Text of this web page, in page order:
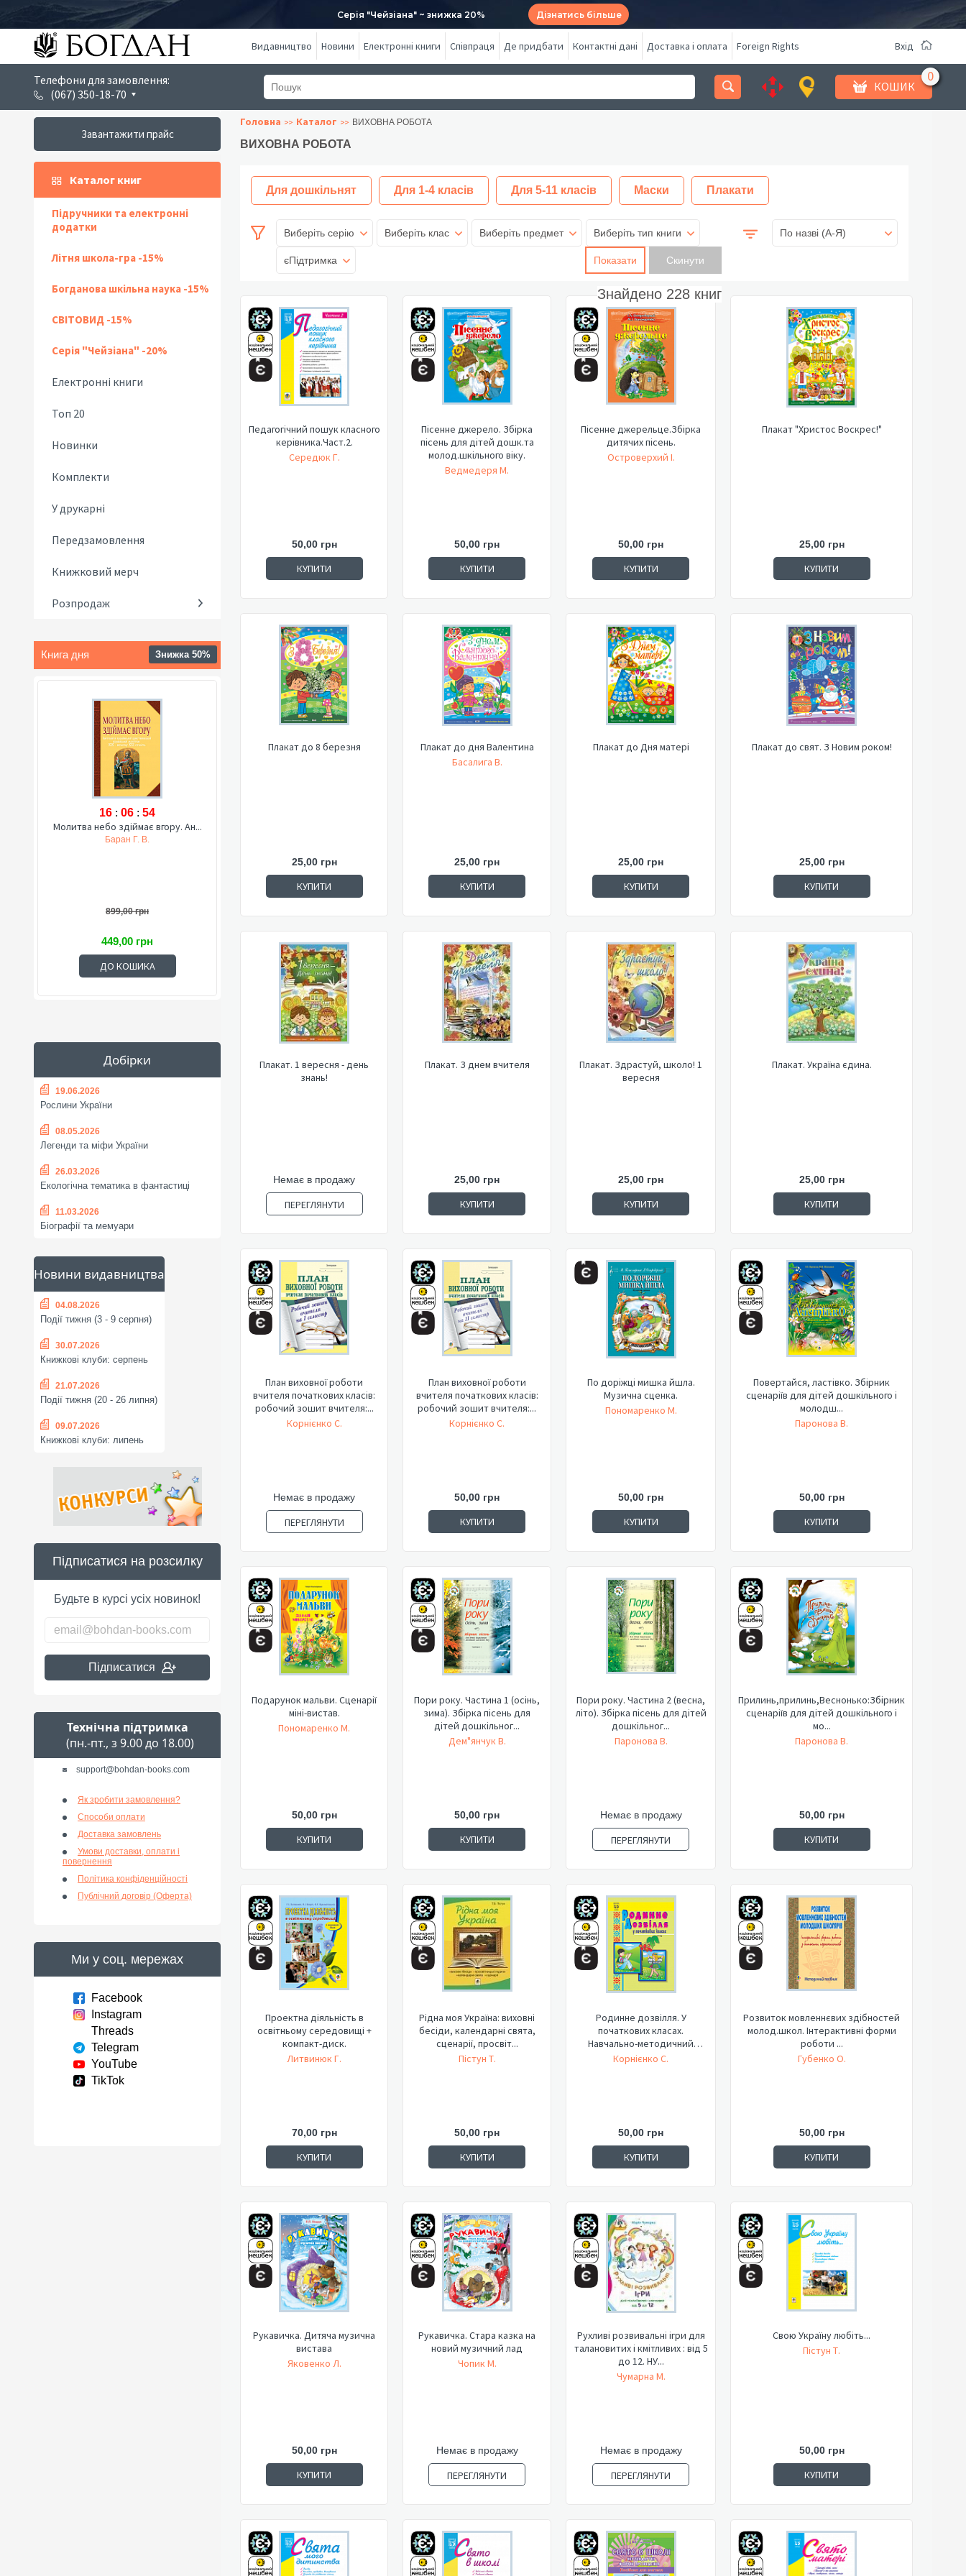
Серія "Чейзіана" ~ знижка 20% Дізнатись більше
Видавництво Новини Електронні книги Співпраця Де придбати Контактні дані Доставка і оплата Foreign Rights Вхід
Телефони для замовлення:
(067) 350-18-70
КОШИК
Завантажити прайс
Каталог книг
Підручники та електронні
додатки
Літня школа-гра -15%
Богданова шкільна наука -15%
СВІТОВИД -15%
Серія "Чейзіана" -20%
Електронні книги
Топ 20
Новинки
Комплекти
У друкарні
Передзамовлення
Книжковий мерч
Розпродаж
Книга дня Знижка 50%
16 : 06 : 53
Молитва небо здіймає вгору. Ан...
Баран Г. В.
899,00 грн
449,00 грн
ДО КОШИКА
Добірки
19.06.2026
Рослини України
08.05.2026
Легенди та міфи України
26.03.2026
Екологічна тематика в фантастиці
11.03.2026
Біографії та мемуари
Новини видавництва
04.08.2026
Події тижня (3 - 9 серпня)
30.07.2026
Книжкові клуби: серпень
21.07.2026
Події тижня (20 - 26 липня)
09.07.2026
Книжкові клуби: липень
Підписатися на розсилку
Будьте в курсі усіх новинок!
Підписатися
Технічна підтримка
(пн.-пт., з 9.00 до 18.00)
support@bohdan-books.com
Як зробити замовлення?
Способи оплати
Доставка замовлень
Умови доставки, оплати і
повернення
Політика конфіденційності
Публічний договір (Оферта)
Ми у соц. мережах
Facebook
Instagram
Threads
Telegram
YouTube
TikTok
Головна Каталог ВИХОВНА РОБОТА
ВИХОВНА РОБОТА
Для дошкільнят Для 1-4 класів Для 5-11 класів Маски Плакати
Виберіть серію Виберіть клас Виберіть предмет Виберіть тип книги
єПідтримка Показати
Знайдено 228 книг
По назві (A-Я)
Педагогічний пошук класного
керівника.Част.2.
Середюк Г.
50,00 грн
КУПИТИ
Пісенне джерело. Збірка
пісень для дітей дошк.та
молод.шкільного віку.
Ведмедеря М.
50,00 грн
КУПИТИ
Пісенне джерельце.Збірка
дитячих пісень.
Островерхий І.
50,00 грн
КУПИТИ
Плакат "Христос Воскрес!"
25,00 грн
КУПИТИ
Плакат до 8 березня
25,00 грн
КУПИТИ
Плакат до дня Валентина
Басалига В.
25,00 грн
КУПИТИ
Плакат до Дня матері
25,00 грн
КУПИТИ
Плакат до свят. З Новим роком!
25,00 грн
КУПИТИ
Плакат. 1 вересня - день
знань!
Немає в продажу
ПЕРЕГЛЯНУТИ
Плакат. З днем вчителя
25,00 грн
КУПИТИ
Плакат. Здрастуй, школо! 1
вересня
25,00 грн
КУПИТИ
Плакат. Україна єдина.
25,00 грн
КУПИТИ
План виховної роботи
вчителя початкових класів:
робочий зошит вчителя:...
Корнієнко С.
Немає в продажу
ПЕРЕГЛЯНУТИ
План виховної роботи
вчителя початкових класів:
робочий зошит вчителя:...
Корнієнко С.
50,00 грн
КУПИТИ
По доріжці мишка йшла.
Музична сценка.
Пономаренко М.
50,00 грн
КУПИТИ
Повертайся, ластівко. Збірник
сценаріїв для дітей дошкільного і
молодш...
Паронова В.
50,00 грн
КУПИТИ
Подарунок мальви. Сценарії
міні-вистав.
Пономаренко М.
50,00 грн
КУПИТИ
Пори року. Частина 1 (осінь,
зима). Збірка пісень для
дітей дошкільног...
Дем"янчук В.
50,00 грн
КУПИТИ
Пори року. Частина 2 (весна,
літо). Збірка пісень для дітей
дошкільног...
Паронова В.
Немає в продажу
ПЕРЕГЛЯНУТИ
Прилинь,прилинь,Веснонько:Збірник
сценаріїв для дітей дошкільного і
мо...
Паронова В.
50,00 грн
КУПИТИ
Проектна діяльність в
освітньому середовищі +
компакт-диск.
Литвинюк Г.
70,00 грн
КУПИТИ
Рідна моя Україна: виховні
бесіди, календарні свята,
сценарії, просвіт...
Пістун Т.
50,00 грн
КУПИТИ
Родинне дозвілля. У
початкових класах.
Навчально-методичний
посібник.
Корнієнко С.
50,00 грн
КУПИТИ
Розвиток мовленнєвих здібностей
молод.школ. Інтерактивні форми
роботи ...
Губенко О.
50,00 грн
КУПИТИ
Рукавичка. Дитяча музична
вистава
Яковенко Л.
50,00 грн
КУПИТИ
Рукавичка. Стара казка на
новий музичний лад
Чопик М.
Немає в продажу
ПЕРЕГЛЯНУТИ
Рухливі розвивальні ігри для
талановитих і кмітливих : від 5
до 12. НУ...
Чумарна М.
Немає в продажу
ПЕРЕГЛЯНУТИ
Свою Україну любіть...
Пістун Т.
50,00 грн
КУПИТИ